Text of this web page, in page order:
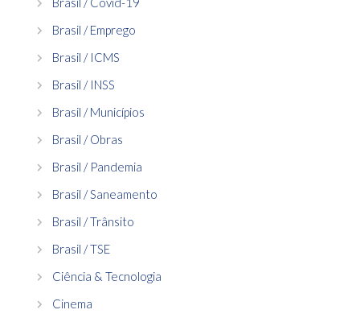
Brasil / Emprego
Brasil / ICMS
Brasil / INSS
Brasil / Municípios
Brasil / Obras
Brasil / Pandemia
Brasil / Saneamento
Brasil / Trânsito
Brasil / TSE
Ciência & Tecnologia
Cinema